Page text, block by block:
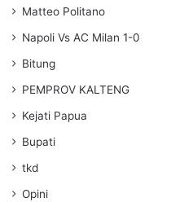
Matteo Politano
Napoli Vs AC Milan 1-0
Bitung
PEMPROV KALTENG
Kejati Papua
Bupati
tkd
Opini